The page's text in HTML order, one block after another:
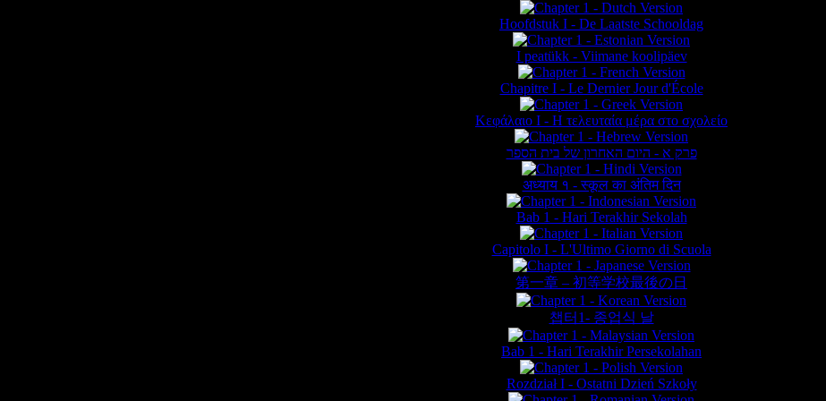
Hoofdstuk I - De Laatste Schooldag
I peatükk - Viimane koolipäev
Chapitre I - Le Dernier Jour d'École
Κεφάλαιο Ι - Η τελευταία μέρα στο σχολείο
פרק א - היום האחרון של בית הספר
अध्याय १ - स्कूल का अंतिम दिन
Bab 1 - Hari Terakhir Sekolah
Capitolo I - L'Ultimo Giorno di Scuola
第一章 – 初等学校最後の日
챕터1- 종업식 날
Bab 1 - Hari Terakhir Persekolahan
Rozdział I - Ostatni Dzień Szkoły